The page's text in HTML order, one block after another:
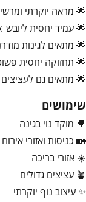
🌟 מראה יוקרתי
🌟 עמיד יחסית ליובש
🌟 מתאים לגינות
🌟 תחזוקה יחסית
🌟 מתאים גם לעציצים
שימושים
🌳 מוקד נוי בגינה
🏡 כניסות ואזורי אירוח
☀️ אזורי בריכה
🪴 עציצים גדולים
✨ עיצוב נוף יוקרתי